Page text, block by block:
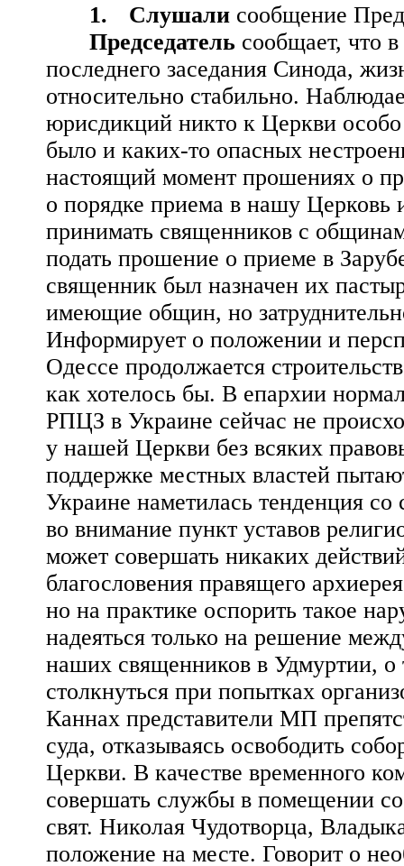
1. Слушали сообщение
Председатель сообщает, что
последнего заседания Синода,
относительно стабильно.
юрисдикций никто к Церкви
было и каких-то опасных
настоящий момент прошениях о
о порядке приема в нашу Церковь
принимать священников с
подать прошение о приеме в
священник был назначен их
имеющие общин, но
Информирует о положении и
Одессе продолжается
как хотелось бы. В епархии
РПЦЗ в Украине сейчас не
у нашей Церкви без всяких
поддержке местных властей
Украине наметилась тенденция
во внимание пункт уставов
может совершать никаких
благословения правящего
но на практике оспорить такое
надеяться только на решение
наших священников в Удмуртии,
столкнуться при попытках
Каннах представители МП
суда, отказываясь освободить
Церкви. В качестве временного
совершать службы в помещении
свят. Николая Чудотворца,
положение на месте. Говорит о